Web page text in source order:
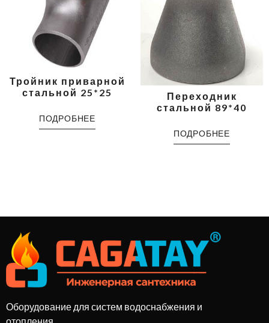
Тройник приварной
стальной 25*25
ПОДРОБНЕЕ
Переходник
стальной 89*40
ПОДРОБНЕЕ
Оборудование для систем водоснабжения и